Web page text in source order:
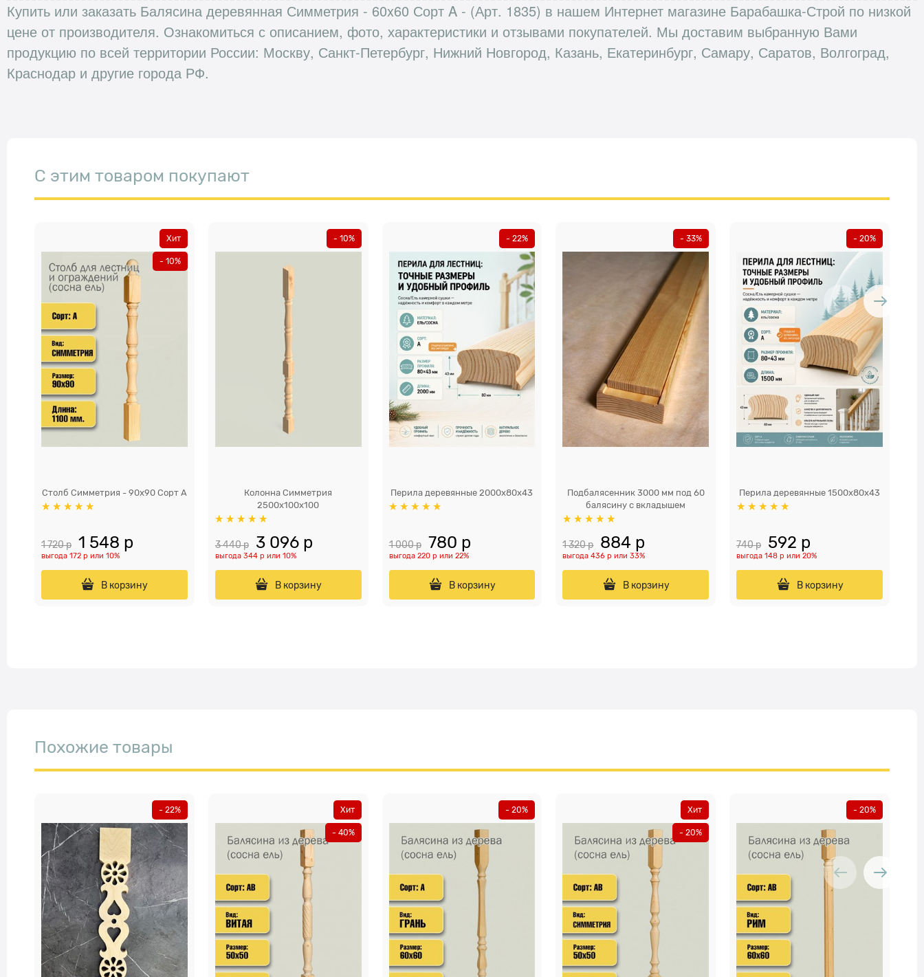
Купить или заказать Балясина деревянная Симметрия - 60x60 Сорт A - (Арт. 1835) в нашем Интернет магазине Барабашка-Строй по низкой
цене от производителя. Ознакомиться с описанием, фото, характеристики и отзывами покупателей. Мы доставим выбранную Вами
продукцию по всей территории России: Москву, Санкт-Петербург, Нижний Новгород, Казань, Екатеринбург, Самару, Саратов, Волгоград,
Краснодар и другие города РФ.
С этим товаром покупают
Столб Симметрия - 90х90 Сорт A
Хит
- 10%
1 720 р 1 548 р
выгода 172 р или 10%
В корзину
Колонна Симметрия
2500x100х100
- 10%
3 440 р 3 096 р
выгода 344 р или 10%
В корзину
Перила деревянные 2000x80x43
- 22%
1 000 р 780 р
выгода 220 р или 22%
В корзину
Подбалясенник 3000 мм под 60
балясину с вкладышем
- 33%
1 320 р 884 р
выгода436 р или33%
В корзину
Перила деревянные 1500x80x43
- 20%
740 р 592 р
выгода148 р или20%
В корзину
Похожие товары
- 22% Хит
- 40%
- 20% Хит
- 20%
- 20%